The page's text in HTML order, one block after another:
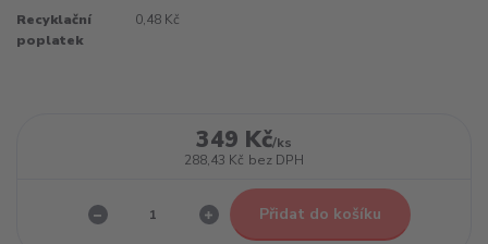
Recyklační
poplatek
0,48 Kč
349 Kč/ks
288,43 Kč bez DPH
Přidat do košíku